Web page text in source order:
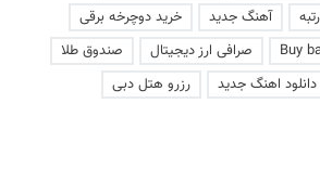
آهنگ جدید
خرید دوچرخه برقی
Buy صرافی ارز دیجیتال
صندوق طلا
دانلود اهنگ جدید
رزرو هتل دبی